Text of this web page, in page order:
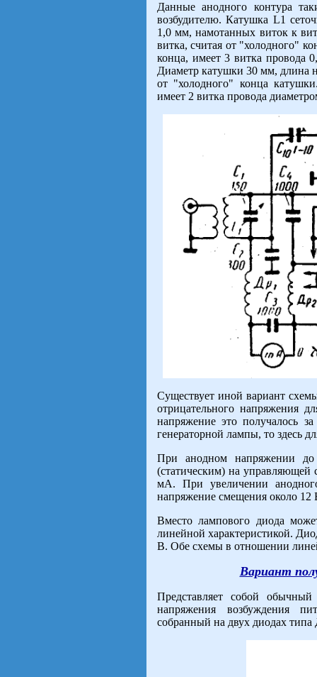
Данные анодного контура
возбудителю. Катушка L1
1,0 мм, намотанных виток к
витка, считая от "холодного"
конца, имеет 3 витка провода
Диаметр катушки 30 мм, длина
от "холодного" конца
имеет 2 витка провода
Существует иной вариант
отрицательного напряжения
напряжение это получалось
генераторной лампы, то здесь
При анодном напряжении
(статическим) на управляющей
мА. При увеличении
напряжение смещения около 12
Вместо лампового диода
линейной характеристикой.
В. Обе схемы в отношении
Вариант
Представляет собой
напряжения возбуждения
собранный на двух диодах